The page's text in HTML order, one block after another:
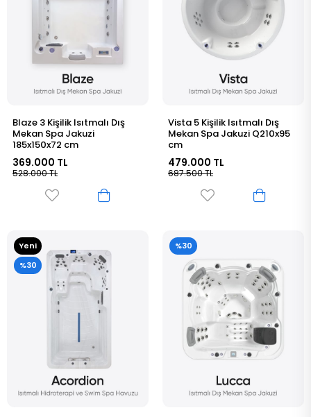
Blaze 3 Kişilik Isıtmalı Dış
Mekan Spa Jakuzi
185x150x72 cm
369.000 TL
528.000 TL
Vista 5 Kişilik Isıtmalı Dış
Mekan Spa Jakuzi Q210x95
cm
479.000 TL
687.500 TL
Yeni
Ürün
%30
%30